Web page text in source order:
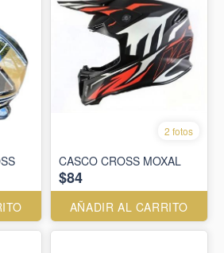
2 fotos
CASCO CROSS MOXAL
$84
AÑADIR AL CARRITO